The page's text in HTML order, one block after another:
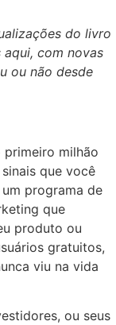
do livro
com novas
ou não desde
milhão
que você
programa de
que
produto ou
gratuitos,
viu na vida
ou seus